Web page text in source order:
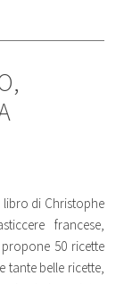
di Christophe
francese,
50 ricette
tante belle ricette,